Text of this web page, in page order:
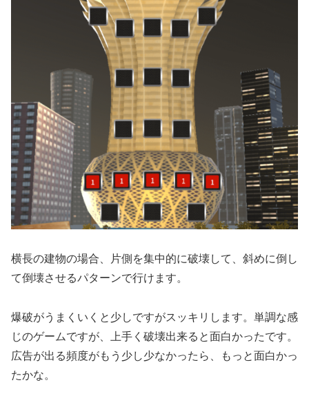
横長の建物の場合、片側を集中的に破壊して、斜めに倒し
て倒壊させるパターンで行けます。
爆破がうまくいくと少しですがスッキリします。単調な感
じのゲームですが、上手く破壊出来ると面白かったです。
広告が出る頻度がもう少し少なかったら、もっと面白かっ
たかな。